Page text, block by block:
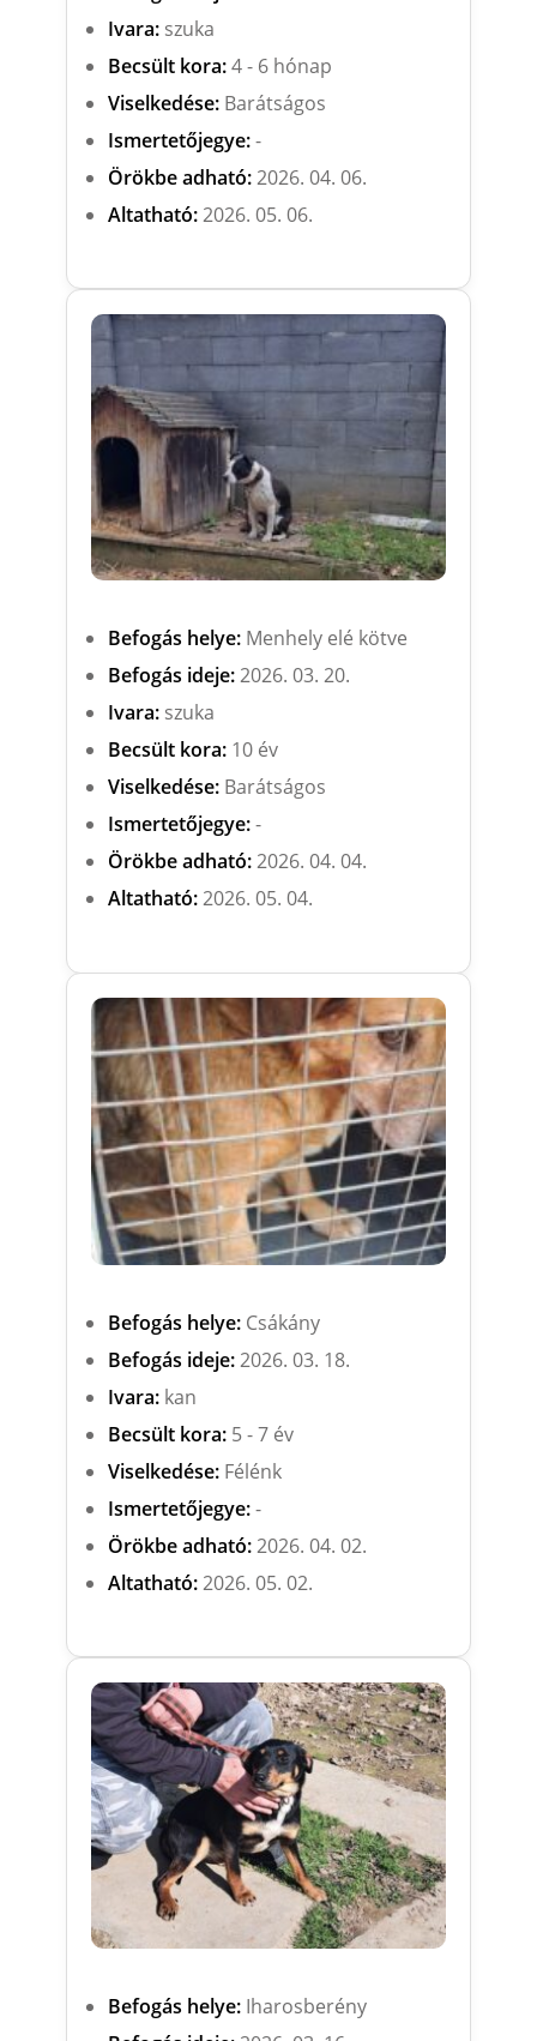
Ivara:szuka
Becsült kora:4 - 6 hónap
Viselkedése:Barátságos
Ismertetőjegye:-
Örökbe adható:2026. 04. 06.
Altatható:2026. 05. 06.
Befogás helye:Menhely elé kötve
Befogás ideje:2026. 03. 20.
Ivara:szuka
Becsült kora:10 év
Viselkedése:Barátságos
Ismertetőjegye:-
Örökbe adható:2026. 04. 04.
Altatható:2026. 05. 04.
Befogás helye:Csákány
Befogás ideje:2026. 03. 18.
Ivara:kan
Becsült kora:5 - 7 év
Viselkedése:Félénk
Ismertetőjegye:-
Örökbe adható:2026. 04. 02.
Altatható:2026. 05. 02.
Befogás helye:Iharosberény